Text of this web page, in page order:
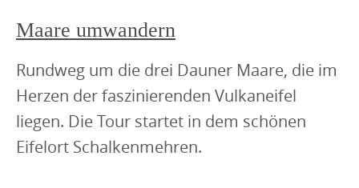
Maare umwandern
Rundweg um die drei Dauner Maare, die im
Herzen der faszinierenden Vulkaneifel
liegen. Die Tour startet in dem schönen
Eifelort Schalkenmehren.